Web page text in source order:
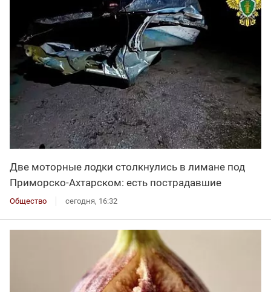
Две моторные лодки столкнулись в лимане под
Приморско-Ахтарском: есть пострадавшие
Общество сегодня, 16:32